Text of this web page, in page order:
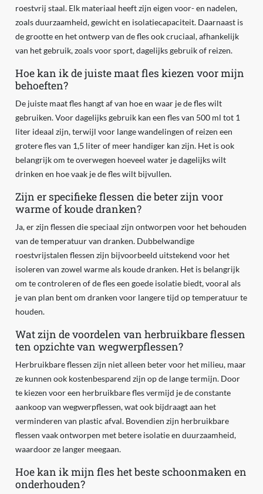
roestvrij staal. Elk materiaal heeft zijn eigen voor- en nadelen,
zoals duurzaamheid, gewicht en isolatiecapaciteit. Daarnaast is
de grootte en het ontwerp van de fles ook cruciaal, afhankelijk
van het gebruik, zoals voor sport, dagelijks gebruik of reizen.
Hoe kan ik de juiste maat fles kiezen voor mijn
behoeften?
De juiste maat fles hangt af van hoe en waar je de fles wilt
gebruiken. Voor dagelijks gebruik kan een fles van 500 ml tot 1
liter ideaal zijn, terwijl voor lange wandelingen of reizen een
grotere fles van 1,5 liter of meer handiger kan zijn. Het is ook
belangrijk om te overwegen hoeveel water je dagelijks wilt
drinken en hoe vaak je de fles wilt bijvullen.
Zijn er specifieke flessen die beter zijn voor
warme of koude dranken?
Ja, er zijn flessen die speciaal zijn ontworpen voor het behouden
van de temperatuur van dranken. Dubbelwandige
roestvrijstalen flessen zijn bijvoorbeeld uitstekend voor het
isoleren van zowel warme als koude dranken. Het is belangrijk
om te controleren of de fles een goede isolatie biedt, vooral als
je van plan bent om dranken voor langere tijd op temperatuur te
houden.
Wat zijn de voordelen van herbruikbare flessen
ten opzichte van wegwerpflessen?
Herbruikbare flessen zijn niet alleen beter voor het milieu, maar
ze kunnen ook kostenbesparend zijn op de lange termijn. Door
te kiezen voor een herbruikbare fles vermijd je de constante
aankoop van wegwerpflessen, wat ook bijdraagt aan het
verminderen van plastic afval. Bovendien zijn herbruikbare
flessen vaak ontworpen met betere isolatie en duurzaamheid,
waardoor ze langer meegaan.
Hoe kan ik mijn fles het beste schoonmaken en
onderhouden?